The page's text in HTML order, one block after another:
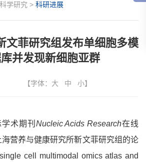
科学研究 > 科研进展
文菲研究组发布单细胞多模
并发现新细胞亚群
【字体： 大 中 小】
术期刊 Nucleic Acids Research在线
营养与健康研究所靳文菲研究组的论
cell multimodal omics atlas and